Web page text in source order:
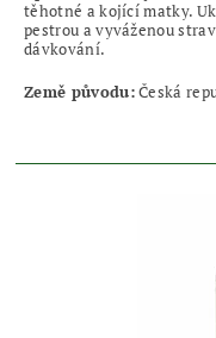
těhotné a kojící matky.
pestrou a vyváženou
dávkování.
Země původu:Česká